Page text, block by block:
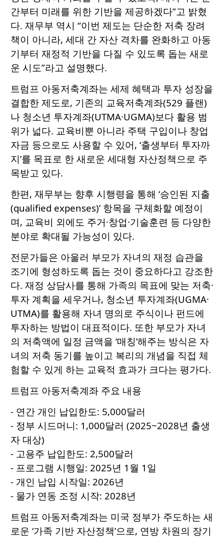
간부터 미래를 위한 기반을 제공하겠다”고 밝혔
다. 재무부 역시 “이번 제도는 단순한 저축 장려
책이 아니라, 세대 간 자산 격차를 완화하고 아동
기부터 재정적 기반을 다질 수 있도록 돕는 새로
운 시도”라고 설명했다.
트럼프 아동저축계좌는 세제 혜택과 투자 성장을
결합한 제도로, 기존의 교육저축계좌(529 플랜)
나 청소년 투자계좌(UTMA·UGMA)보다 활용 범
위가 넓다. 교육비뿐 아니라 주택 구입이나 창업
자금 등으로도 사용할 수 있어, ‘출생부터 투자까
지’를 목표로 한 새로운 세대형 자산정책으로 주
목받고 있다.
한편, 재무부는 향후 시행령을 통해 ‘승인된 지출
(qualified expenses)’ 항목을 구체화할 예정이
며, 교육비 외에도 주거·창업·기술훈련 등 다양한
분야로 확대될 가능성이 있다.
전문가들은 아울러 부모가 자녀의 재정 습관을
조기에 형성하도록 돕는 것이 중요하다고 강조한
다. 재정 상담사를 통해 가족의 목표에 맞는 저축·
투자 계획을 세우거나, 청소년 투자계좌(UGMA·
UTMA)를 활용해 자녀 명의로 주식이나 펀드에
투자하는 방법이 대표적이다. 또한 부모가 자녀
의 저축액에 일정 금액을 ‘매칭’해주는 방식은 자
녀의 저축 동기를 높이고 복리의 개념을 직접 체
험할 수 있게 하는 교육적 효과가 크다는 평가다.
트럼프 아동저축계좌 주요 내용
- 연간 개인 납입한도: 5,000달러
- 정부 시드머니: 1,000달러 (2025~2028년 출생
자 대상)
- 고용주 납입한도: 2,500달러
- 프로그램 시행일: 2025년 1월 1일
- 개인 납입 시작일: 2026년
- 물가 연동 조정 시작: 2028년
트럼프 아동저축계좌는 미국 정부가 주도하는 새
로운 ‘가족 기반 자산정책’으로, 연방 차원의 장기